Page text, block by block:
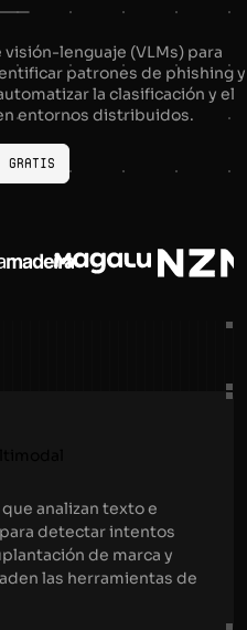
lenguaje (VLMs) para
patrones de phishing y
la clasificación y el
entornos distribuidos.
gratis
analizan texto e
detectar intentos
de marca y
las herramientas de